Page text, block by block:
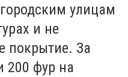
улицам
и не
покрытие. За
200 фур на